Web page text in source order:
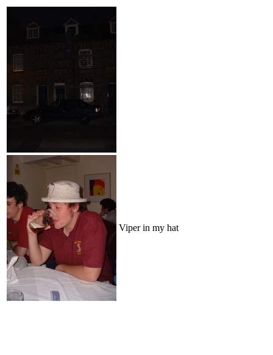
Viper in my hat